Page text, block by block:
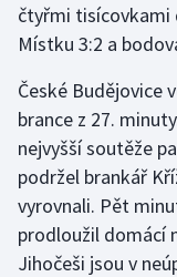
čtyřmi tisícovkami
Místku 3:2 a
České Budějovice
brance z 27.
nejvyšší soutěže
podržel brankář
vyrovnali. Pět
prodloužil domácí
Jihočeši jsou v